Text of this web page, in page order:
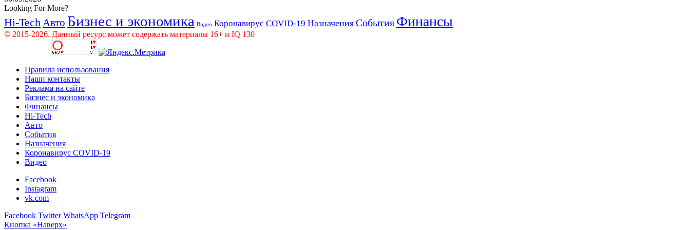
Looking For More?
Hi-Tech Авто Бизнес и экономика Видео Коронавирус COVID-19 Назначения События Финансы
© 2015-2026. Данный ресурс может содержать материалы 16+ и IQ 130
Правила использования
Наши контакты
Реклама на сайте
Бизнес и экономика
Финансы
Hi-Tech
Авто
События
Назначения
Коронавирус COVID-19
Видео
Facebook
Instagram
vk.com
Facebook Twitter WhatsApp Telegram
Кнопка «Наверх»